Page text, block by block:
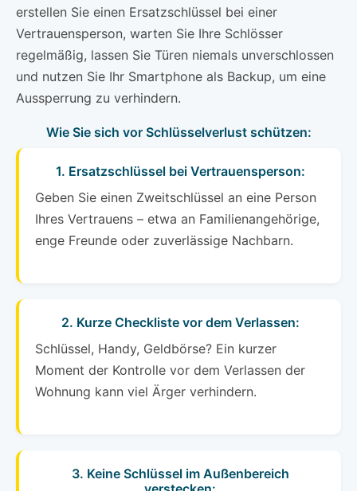
erstellen Sie einen Ersatzschlüssel bei einer
Vertrauensperson, warten Sie Ihre Schlösser
regelmäßig, lassen Sie Türen niemals unverschlossen
und nutzen Sie Ihr Smartphone als Backup, um eine
Aussperrung zu verhindern.
Wie Sie sich vor Schlüsselverlust schützen:
1. Ersatzschlüssel bei Vertrauensperson:
Geben Sie einen Zweitschlüssel an eine Person
Ihres Vertrauens – etwa an Familienangehörige,
enge Freunde oder zuverlässige Nachbarn.
2. Kurze Checkliste vor dem Verlassen:
Schlüssel, Handy, Geldbörse? Ein kurzer
Moment der Kontrolle vor dem Verlassen der
Wohnung kann viel Ärger verhindern.
3. Keine Schlüssel im Außenbereich